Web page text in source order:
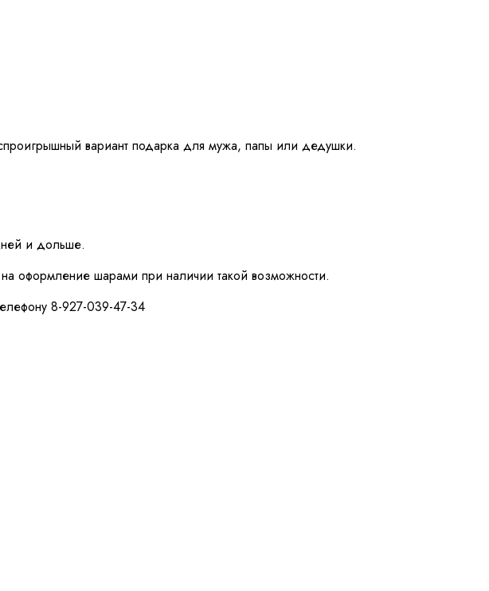
вариант подарка для мужа, папы или дедушки.
и дольше.
оформление шарами при наличии такой возможности.
8-927-039-47-34